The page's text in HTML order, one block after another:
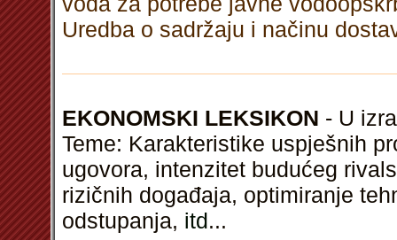
Uredba o sadržaju i načinu
EKONOMSKI LEKSIKON - U
Teme: Karakteristike uspješnih
ugovora, intenzitet budućeg
rizičnih događaja, optimiranje
odstupanja, itd...